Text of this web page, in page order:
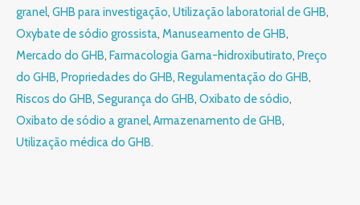
granel, GHB para investigação, Utilização laboratorial de GHB,
Oxybate de sódio grossista, Manuseamento de GHB,
Mercado do GHB, Farmacologia Gama-hidroxibutirato, Preço
do GHB, Propriedades do GHB, Regulamentação do GHB,
Riscos do GHB, Segurança do GHB, Oxibato de sódio,
Oxibato de sódio a granel, Armazenamento de GHB,
Utilização médica do GHB.